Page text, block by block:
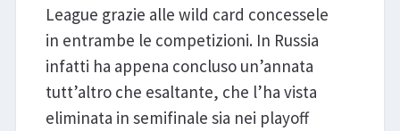
League grazie alle wild card concessele
in entrambe le competizioni. In Russia
infatti ha appena concluso un’annata
tutt’altro che esaltante, che l’ha vista
eliminata in semifinale sia nei playoff